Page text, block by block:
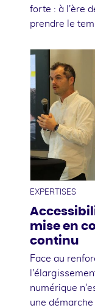
forte : à l'ère
prendre le
EXPERTISES
mise en
continu
Face au
numérique
une